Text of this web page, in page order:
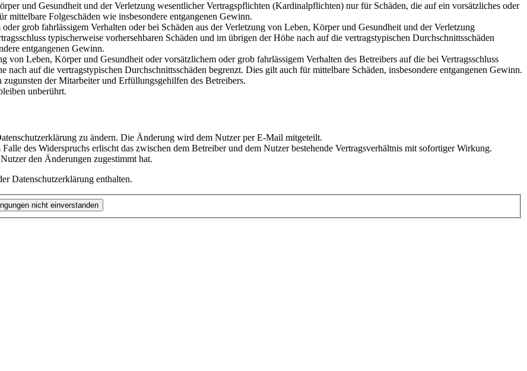
und Gesundheit und der Verletzung wesentlicher Vertragspflichten (Kardinalpflichten) nur für Schäden, die auf ein vorsätzliches oder
mittelbare Folgeschäden wie insbesondere entgangenen Gewinn.
grob fahrlässigem Verhalten oder bei Schäden aus der Verletzung von Leben, Körper und Gesundheit und der Verletzung
typischerweise vorhersehbaren Schäden und im übrigen der Höhe nach auf die vertragstypischen Durchschnittsschäden
entgangenen Gewinn.
von Leben, Körper und Gesundheit oder vorsätzlichem oder grob fahrlässigem Verhalten des Betreibers auf die bei Vertragsschluss
auf die vertragstypischen Durchschnittsschäden begrenzt. Dies gilt auch für mittelbare Schäden, insbesondere entgangenen Gewinn.
der Mitarbeiter und Erfüllungsgehilfen des Betreibers.
unberührt.
zu ändern. Die Änderung wird dem Nutzer per E-Mail mitgeteilt.
des Widerspruchs erlischt das zwischen dem Betreiber und dem Nutzer bestehende Vertragsverhältnis mit sofortiger Wirkung.
den Änderungen zugestimmt hat.
Datenschutzerklärung enthalten.